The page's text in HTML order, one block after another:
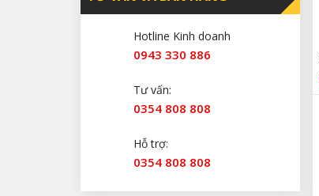
Hotline Kinh doanh
0943 330 886
Tư vấn:
0354 808 808
Hỗ trợ:
0354 808 808